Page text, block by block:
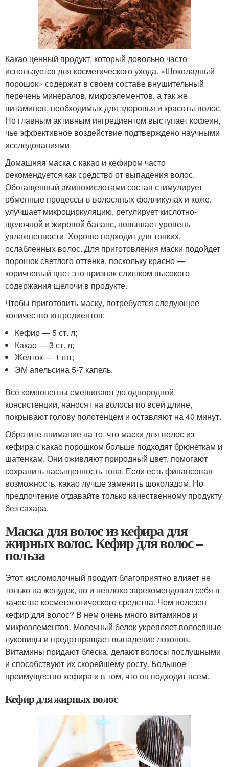
Какао ценный продукт, который довольно часто
используется для косметического ухода. «Шоколадный
порошок» содержит в своем составе внушительный
перечень минералов, микроэлементов, а так же
витаминов, необходимых для здоровья и красоты волос.
Но главным активным ингредиентом выступает кофеин,
чье эффективное воздействие подтверждено научными
исследованиями.
Домашняя маска с какао и кефиром часто
рекомендуется как средство от выпадения волос.
Обогащенный аминокислотами состав стимулирует
обменные процессы в волосяных фолликулах и коже,
улучшает микроциркуляцию, регулирует кислотно-
щелочной и жировой баланс, повышает уровень
увлажненности. Хорошо подходит для тонких,
ослабленных волос. Для приготовления маски подойдет
порошок светлого оттенка, поскольку красно —
коричневый цвет это признак слишком высокого
содержания щелочи в продукте.
Чтобы приготовить маску, потребуется следующее
количество ингредиентов:
Кефир — 5 ст. л;
Какао — 3 ст. л;
Желток — 1 шт;
ЭМ апельсина 5-7 капель.
Всё компоненты смешивают до однородной
консистенции, наносят на волосы по всей длине,
покрывают голову полотенцем и оставляют на 40 минут.
Обратите внимание на то, что маски для волос из
кефира с какао порошком больше подходят брюнеткам и
шатенкам. Они оживляют природный цвет, помогают
сохранить насыщенность тона. Если есть финансовая
возможность, какао лучше заменить шоколадом. Но
предпочтение отдавайте только качественному продукту
без сахара.
Маска для волос из кефира для
жирных волос. Кефир для волос –
польза
Этот кисломолочный продукт благоприятно влияет не
только на желудок, но и неплохо зарекомендовал себя в
качестве косметологического средства. Чем полезен
кефир для волос? В нем очень много витаминов и
микроэлементов. Молочный белок укрепляет волосяные
луковицы и предотвращает выпадение локонов.
Витамины придают блеска, делают волосы послушными
и способствуют их скорейшему росту. Большое
преимущество кефира и в том, что он подходит всем.
Кефир для жирных волос